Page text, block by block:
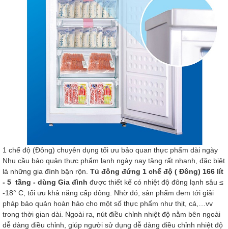
1 chế độ (Đông) chuyên dụng tối ưu bảo quan thực phẩm dài ngày
Nhu cầu bảo quản thực phẩm lạnh ngày nay tăng rất nhanh, đặc biệt
là những gia đình bận rộn. Tủ đông đứng 1 chế độ ( Đông) 166 lít
- 5 tầng - dùng Gia đình được thiết kế có nhiệt độ đông lạnh sâu ≤
-18° C, tối ưu khả năng cấp đông. Nhờ đó, sản phẩm đem tới giải
pháp bảo quản hoàn hảo cho một số thực phẩm như thịt, cá,…vv
trong thời gian dài. Ngoài ra, nút điều chỉnh nhiệt độ nằm bên ngoài
dễ dàng điều chỉnh, giúp người sử dụng dễ dàng điều chỉnh nhiệt độ